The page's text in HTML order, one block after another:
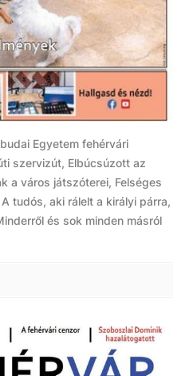
Egyetem fehérvári
szervizút, Elbúcsúzott az
a város játszóterei, Felséges
tudós, aki rálelt a királyi párra,
és sok minden másról